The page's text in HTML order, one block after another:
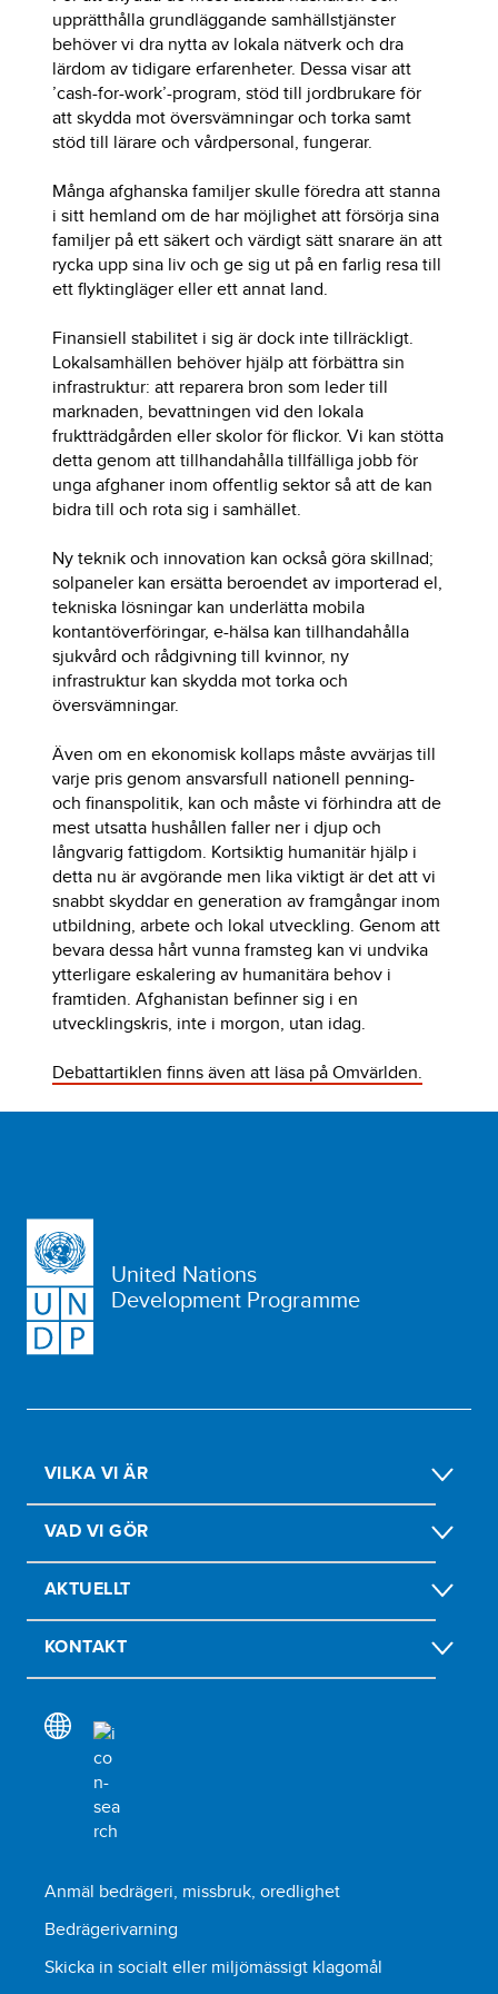
upprätthålla grundläggande samhällstjänster
behöver vi dra nytta av lokala nätverk och dra
lärdom av tidigare erfarenheter. Dessa visar att
’cash-for-work’-program, stöd till jordbrukare för
att skydda mot översvämningar och torka samt
stöd till lärare och vårdpersonal, fungerar.
Många afghanska familjer skulle föredra att stanna
i sitt hemland om de har möjlighet att försörja sina
familjer på ett säkert och värdigt sätt snarare än att
rycka upp sina liv och ge sig ut på en farlig resa till
ett flyktingläger eller ett annat land.
Finansiell stabilitet i sig är dock inte tillräckligt.
Lokalsamhällen behöver hjälp att förbättra sin
infrastruktur: att reparera bron som leder till
marknaden, bevattningen vid den lokala
fruktträdgården eller skolor för flickor. Vi kan stötta
detta genom att tillhandahålla tillfälliga jobb för
unga afghaner inom offentlig sektor så att de kan
bidra till och rota sig i samhället.
Ny teknik och innovation kan också göra skillnad;
solpaneler kan ersätta beroendet av importerad el,
tekniska lösningar kan underlätta mobila
kontantöverföringar, e-hälsa kan tillhandahålla
sjukvård och rådgivning till kvinnor, ny
infrastruktur kan skydda mot torka och
översvämningar.
Även om en ekonomisk kollaps måste avvärjas till
varje pris genom ansvarsfull nationell penning-
och finanspolitik, kan och måste vi förhindra att de
mest utsatta hushållen faller ner i djup och
långvarig fattigdom. Kortsiktig humanitär hjälp i
detta nu är avgörande men lika viktigt är det att vi
snabbt skyddar en generation av framgångar inom
utbildning, arbete och lokal utveckling. Genom att
bevara dessa hårt vunna framsteg kan vi undvika
ytterligare eskalering av humanitära behov i
framtiden. Afghanistan befinner sig i en
utvecklingskris, inte i morgon, utan idag.
Debattartiklen finns även att läsa på Omvärlden.
United Nations
Development Programme
VILKA VI ÄR
VAD VI GÖR
AKTUELLT
KONTAKT
Anmäl bedrägeri, missbruk, oredlighet
Bedrägerivarning
Skicka in socialt eller miljömässigt klagomål